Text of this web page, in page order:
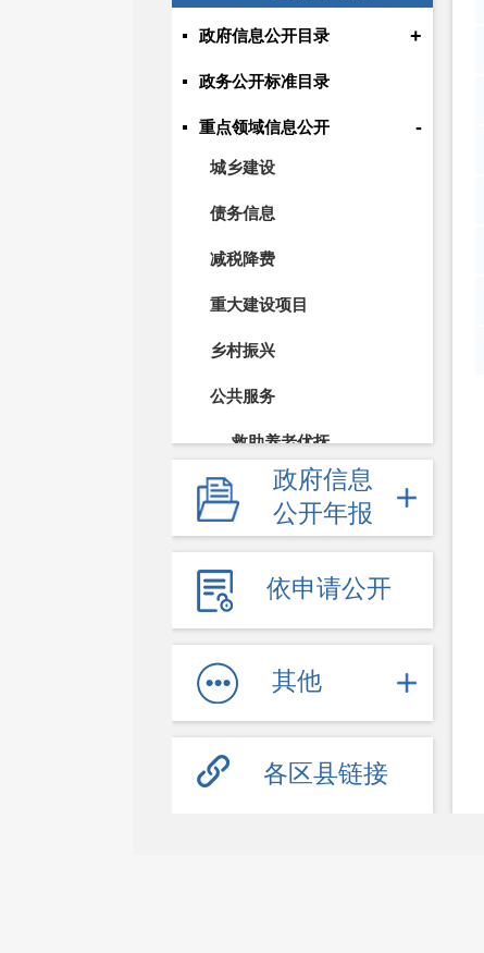
政府信息公开目录 +
政务公开标准目录
重点领域信息公开 -
城乡建设
债务信息
减税降费
重大建设项目
乡村振兴
公共服务
救助养老优抚
教育信息
医疗卫生（疫情防控）
文体旅游
社会保障
劳动就业
公共企事业信息
政府信息
公开年报
依申请公开
其他
各区县链接